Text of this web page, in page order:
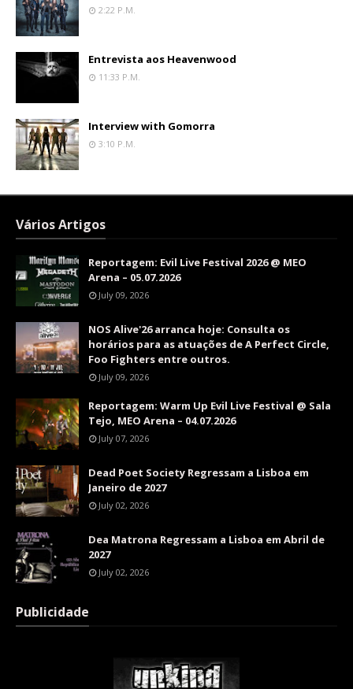
2:22 P.m.
Entrevista aos Heavenwood
11:33 P.m.
Interview with Gomorra
3:10 P.m.
Vários Artigos
Reportagem: Evil Live Festival 2026 @ MEO
Arena – 05.07.2026
July 09, 2026
NOS Alive'26 arranca hoje: Consulta os
horários para as atuações de A Perfect Circle,
Foo Fighters entre outros.
July 09, 2026
Reportagem: Warm Up Evil Live Festival @ Sala
Tejo, MEO Arena – 04.07.2026
July 07, 2026
Dead Poet Society Regressam a Lisboa em
Janeiro de 2027
July 02, 2026
Dea Matrona Regressam a Lisboa em Abril de
2027
July 02, 2026
Publicidade